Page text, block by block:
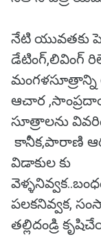
నేటి యువతకు
డేటింగ్,లివింగ్
మంగళసూత్రాన్ని
ఆచార
సూత్రాలను
కానీక,పారాణి
విడాకుల కు
పలకనివ్వక,
తల్లిదండ్రి